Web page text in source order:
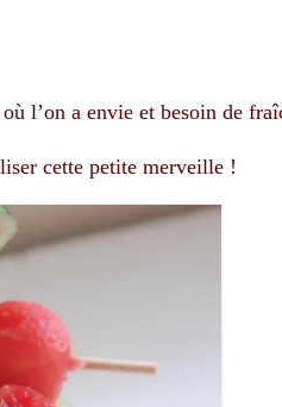
l’on a envie et besoin de
cette petite merveille !